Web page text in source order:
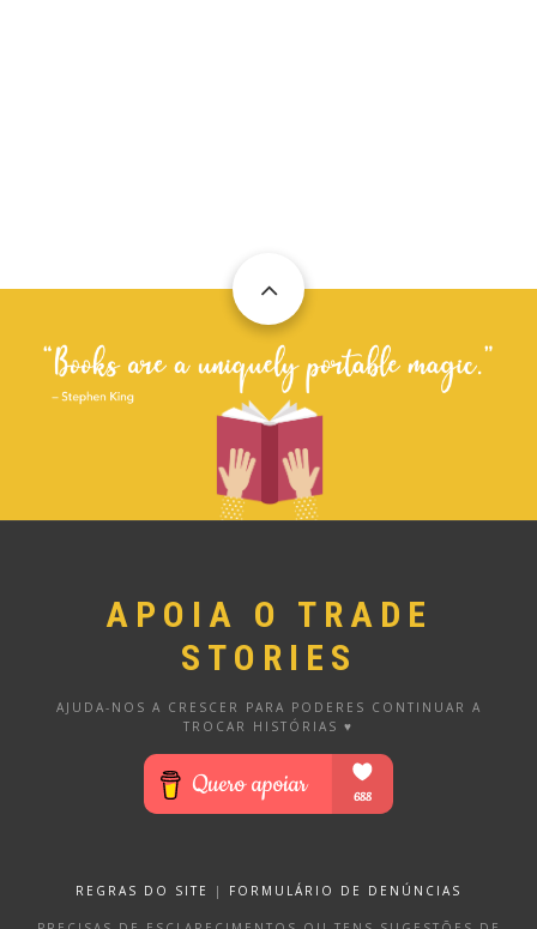
APOIA O TRADE
STORIES
AJUDA-NOS A CRESCER PARA PODERES CONTINUAR A
TROCAR HISTÓRIAS ♥
REGRAS DO SITE | FORMULÁRIO DE DENÚNCIAS